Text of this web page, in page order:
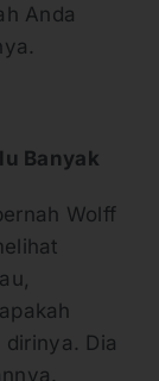
Anda
Banyak
Wolff
Dia